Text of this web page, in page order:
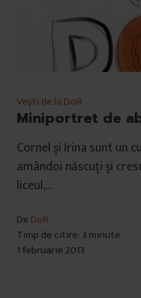
Vești de la DoR
Miniportret de
Cornel și Irina sunt un
amândoi născuți și
liceul,…
De DoR
Timp de citire: 3 minute
1 februarie 2013